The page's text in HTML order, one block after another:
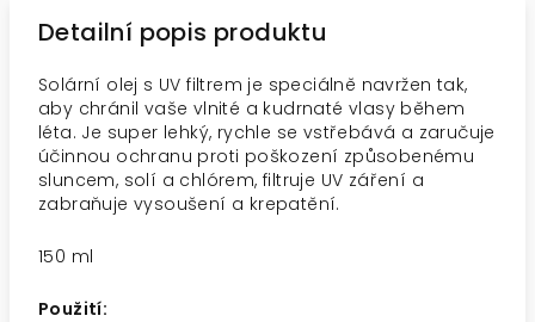
Detailní popis produktu
Solární olej s UV filtrem je speciálně navržen tak,
aby chránil vaše vlnité a kudrnaté vlasy během
léta. Je super lehký, rychle se vstřebává a zaručuje
účinnou ochranu proti poškození způsobenému
sluncem, solí a chlórem, filtruje UV záření a
zabraňuje vysoušení a krepatění.
150 ml
Použití: